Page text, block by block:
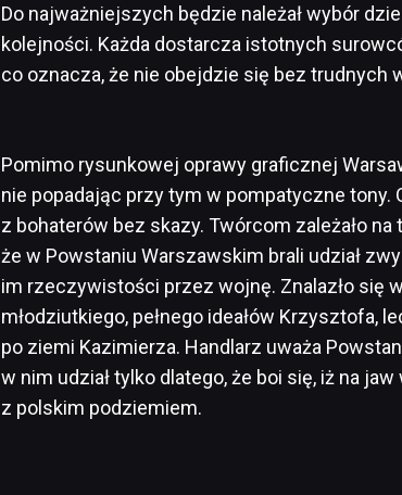
Do najważniejszych będzie należał wybór
kolejności. Każda dostarcza istotnych
co oznacza, że nie obejdzie się bez trudnych
Pomimo rysunkowej oprawy graficznej
nie popadając przy tym w pompatyczne tony.
z bohaterów bez skazy. Twórcom zależało na
że w Powstaniu Warszawskim brali udział
im rzeczywistości przez wojnę. Znalazło się
młodziutkiego, pełnego ideałów Krzysztofa,
po ziemi Kazimierza. Handlarz uważa
w nim udział tylko dlatego, że boi się, iż na
z polskim podziemiem.